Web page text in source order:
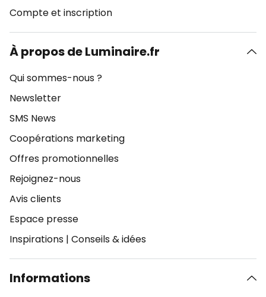
Compte et inscription
À propos de Luminaire.fr
Qui sommes-nous ?
Newsletter
SMS News
Coopérations marketing
Offres promotionnelles
Rejoignez-nous
Avis clients
Espace presse
Inspirations | Conseils & idées
Informations